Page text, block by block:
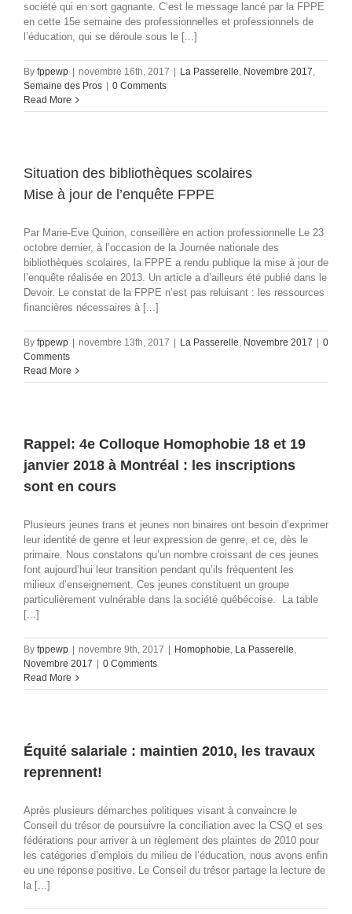
société qui en sort gagnante. C’est le message lancé par la FPPE
en cette 15e semaine des professionnelles et professionnels de
l’éducation, qui se déroule sous le [...]
By fppewp novembre 16th, 2017 La Passerelle, Novembre 2017,
Semaine des Pros
0 Comments
Read More
Situation des bibliothèques scolaires
Mise à jour de l’enquête FPPE
Par Marie-Eve Quirion, conseillère en action professionnelle Le 23
octobre dernier, à l’occasion de la Journée nationale des
bibliothèques scolaires, la FPPE a rendu publique la mise à jour de
l’enquête réalisée en 2013. Un article a d’ailleurs été publié dans le
Devoir. Le constat de la FPPE n’est pas reluisant : les ressources
financières nécessaires à [...]
By fppewp novembre 13th, 2017 La Passerelle, Novembre 2017
0
Comments
Read More
Rappel: 4e Colloque Homophobie 18 et 19
janvier 2018 à Montréal : les inscriptions
sont en cours
Plusieurs jeunes trans et jeunes non binaires ont besoin d’exprimer
leur identité de genre et leur expression de genre, et ce, dès le
primaire. Nous constatons qu’un nombre croissant de ces jeunes
font aujourd’hui leur transition pendant qu’ils fréquentent les
milieux d’enseignement. Ces jeunes constituent un groupe
particulièrement vulnérable dans la société québécoise. La table
[...]
By fppewp novembre 9th, 2017 Homophobie, La Passerelle,
Novembre 2017
0 Comments
Read More
Équité salariale : maintien 2010, les travaux
reprennent!
Après plusieurs démarches politiques visant à convaincre le
Conseil du trésor de poursuivre la conciliation avec la CSQ et ses
fédérations pour arriver à un règlement des plaintes de 2010 pour
les catégories d’emplois du milieu de l’éducation, nous avons enfin
eu une réponse positive. Le Conseil du trésor partage la lecture de
la [...]